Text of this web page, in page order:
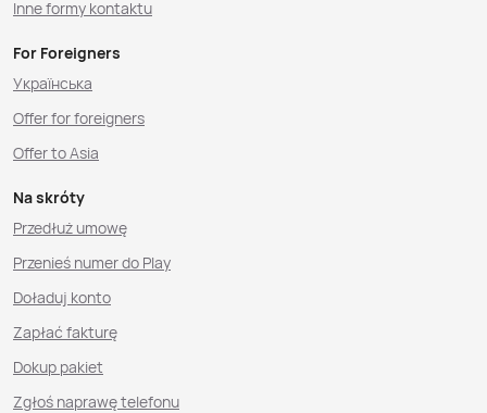
Inne formy kontaktu
For Foreigners
Українська
Offer for foreigners
Offer to Asia
Na skróty
Przedłuż umowę
Przenieś numer do Play
Doładuj konto
Zapłać fakturę
Dokup pakiet
Zgłoś naprawę telefonu